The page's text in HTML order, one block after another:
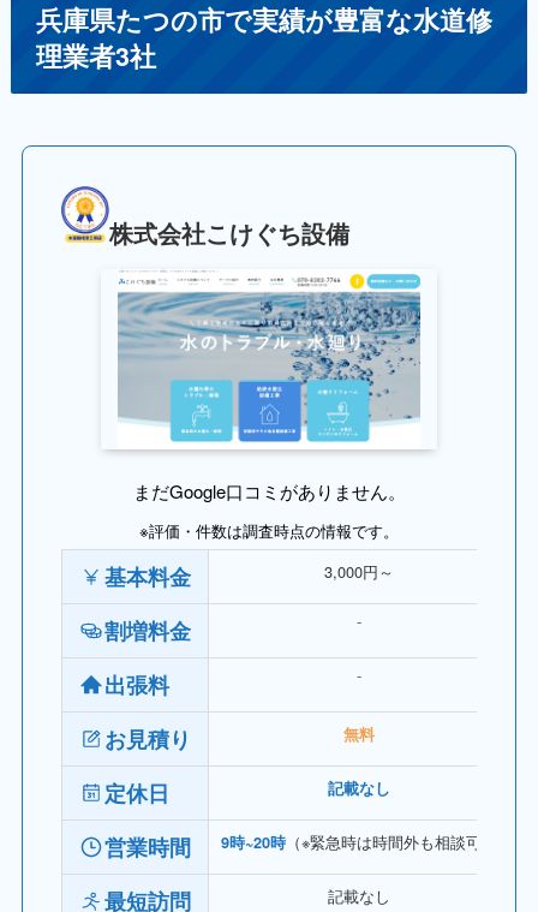
兵庫県たつの市で実績が豊富な水道修
理業者3社
株式会社こけぐち設備
まだGoogle口コミがありません。
※評価・件数は調査時点の情報です。
基本料金 3,000円～
割増料金 ⁻
出張料 ⁻
お見積り 無料
定休日 記載なし
営業時間 9時~20時 （※緊急時は時間外も相談可）
最短訪問 記載なし